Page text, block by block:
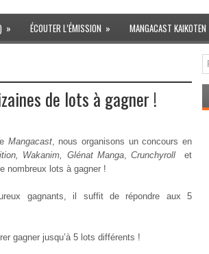
» ÉCOUTER L’ÉMISSION » MANGACAST KAIKOTEN
de lots à gagner !
Mangacast, nous organisons un concours en
Wakanim, Glénat Manga,Crunchyroll et
nombreux lots à gagner !
gagnants, il suffit de répondre aux 5
gagner jusqu’à 5 lots différents !